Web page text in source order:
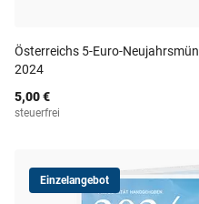
Österreichs 5-Euro-
2024
5,00 €
steuerfrei
Einzelangebot